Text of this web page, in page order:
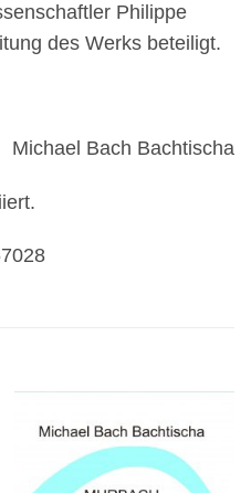
Philippe
des Werks beteiligt.
Michael Bach Bachtischa